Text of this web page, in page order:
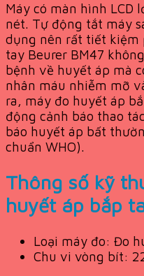
Máy có màn hình LCD
nét. Tự động tắt máy
dụng nên rất tiết kiệm
tay Beurer BM47
bệnh về huyết áp mà
nhân máu nhiễm mỡ
ra, máy đo huyết áp
động cảnh báo thao
báo huyết áp bất
chuẩn WHO).
Thông số kỹ
huyết áp bắp
Loại máy đo: Đo
Chu vi vòng bít: